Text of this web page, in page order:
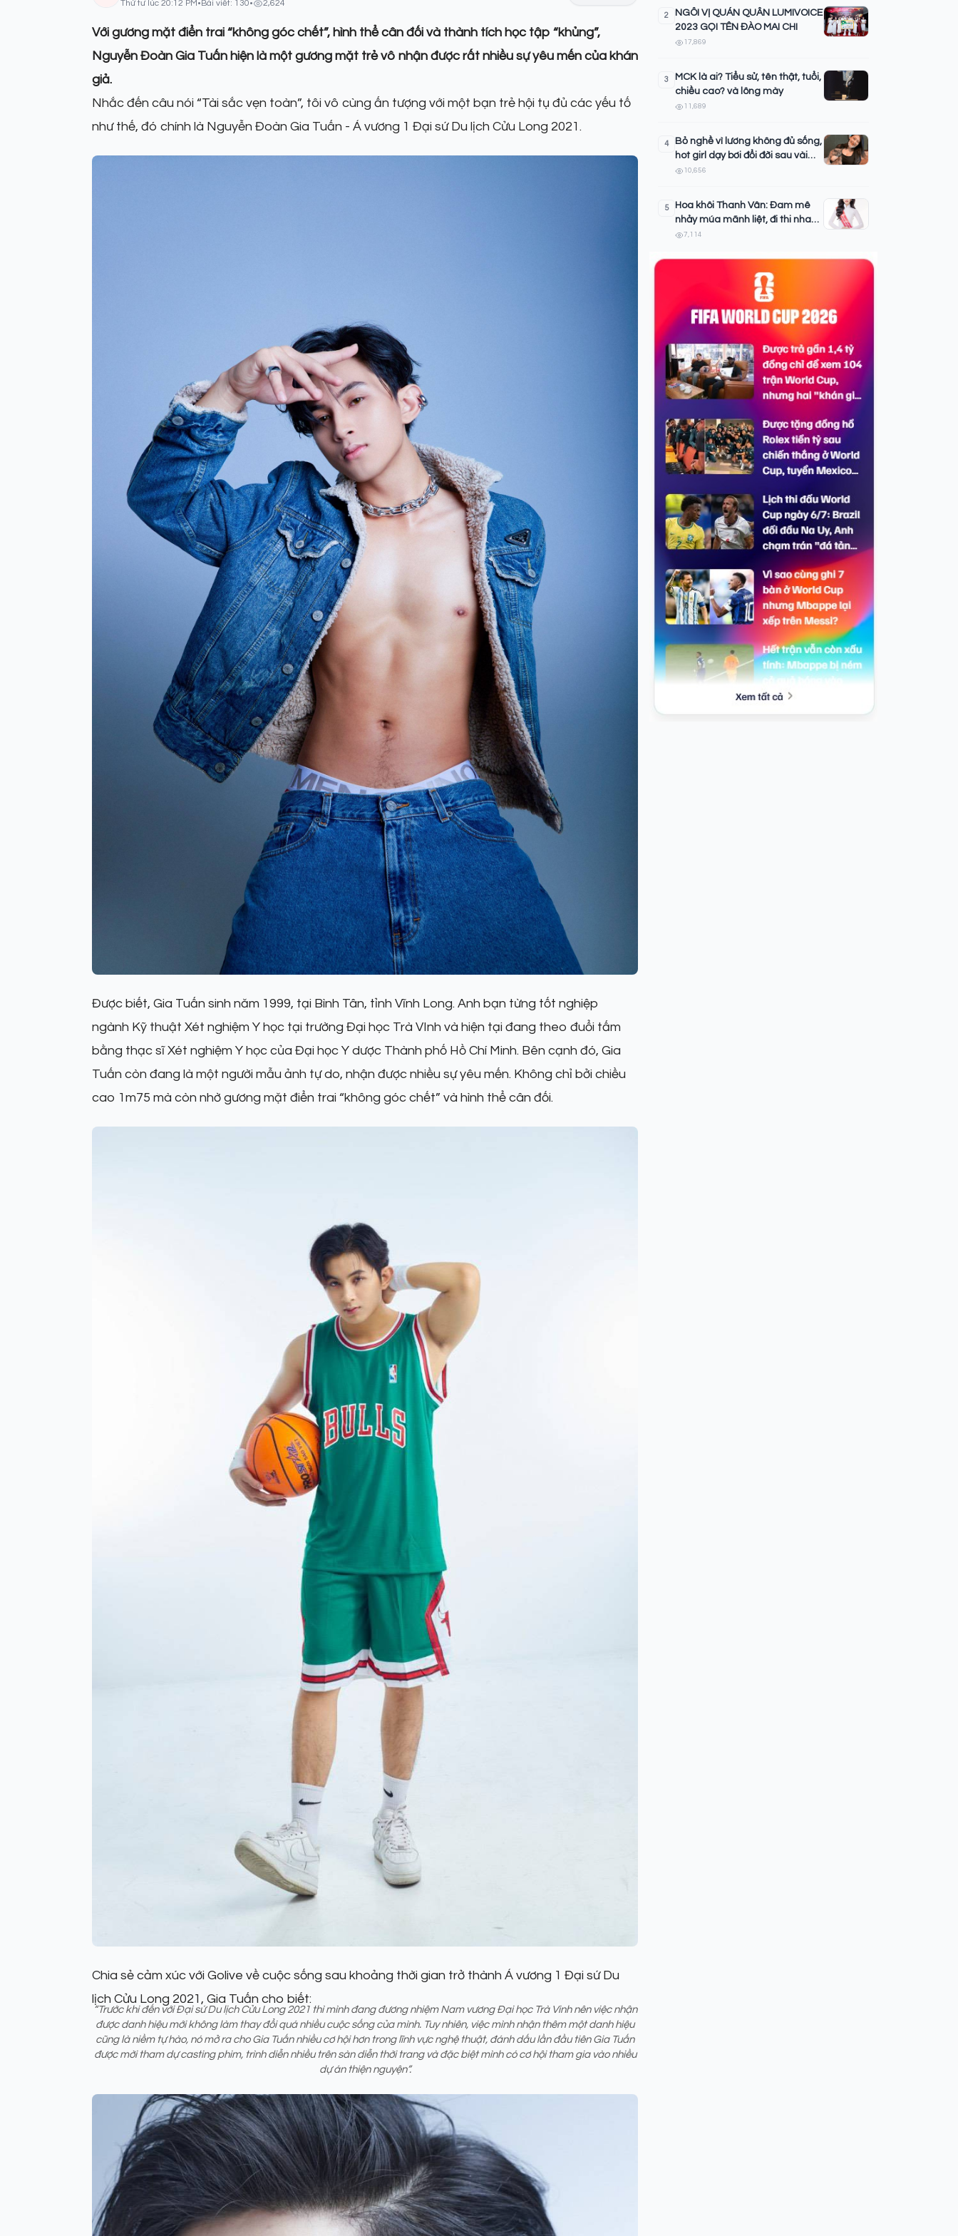
Thứ tư lúc 20:12 PM•Bài viết: 130• 2,624
Với gương mặt điển trai “không góc chết”, hình thể cân đối và thành tích học tập “khủng”,
Nguyễn Đoàn Gia Tuấn hiện là một gương mặt trẻ vô nhận được rất nhiều sự yêu mến của khán
giả.
Nhắc đến câu nói “Tài sắc vẹn toàn”, tôi vô cùng ấn tượng với một bạn trẻ hội tụ đủ các yếu tố
như thế, đó chính là Nguyễn Đoàn Gia Tuấn - Á vương 1 Đại sứ Du lịch Cửu Long 2021.
Được biết, Gia Tuấn sinh năm 1999, tại Bình Tân, tỉnh Vĩnh Long. Anh bạn từng tốt nghiệp
ngành Kỹ thuật Xét nghiệm Y học tại trường Đại học Trà VInh và hiện tại đang theo đuổi tấm
bằng thạc sĩ Xét nghiệm Y học của Đại học Y dược Thành phố Hồ Chí Minh. Bên cạnh đó, Gia
Tuấn còn đang là một người mẫu ảnh tự do, nhận được nhiều sự yêu mến. Không chỉ bởi chiều
cao 1m75 mà còn nhờ gương mặt điển trai “không góc chết” và hình thể cân đối.
Chia sẻ cảm xúc với Golive về cuộc sống sau khoảng thời gian trở thành Á vương 1 Đại sứ Du
lịch Cửu Long 2021, Gia Tuấn cho biết:
“Trước khi đến với Đại sứ Du lịch Cửu Long 2021 thì mình đang đương nhiệm Nam vương Đại học Trà Vinh nên việc nhận
được danh hiệu mới không làm thay đổi quá nhiều cuộc sống của mình. Tuy nhiên, việc mình nhận thêm một danh hiệu
cũng là niềm tự hào, nó mở ra cho Gia Tuấn nhiều cơ hội hơn trong lĩnh vực nghệ thuật, đánh dấu lần đầu tiên Gia Tuấn
được mời tham dự casting phim, trình diễn nhiều trên sàn diễn thời trang và đặc biệt mình có cơ hội tham gia vào nhiều
dự án thiện nguyện”.
2
NGÔI VỊ QUÁN QUÂN LUMIVOICE
2023 GỌI TÊN ĐÀO MAI CHI
17,869
3
MCK là ai? Tiểu sử, tên thật, tuổi,
chiều cao? và lông mày
11,689
4
Bỏ nghề vì lương không đủ sống,
hot girl dạy bơi đổi đời sau vài
thước phim
10,656
5
Hoa khôi Thanh Vân: Đam mê
nhảy múa mãnh liệt, đi thi nhan
sắc để chứng minh sinh viên
7,114